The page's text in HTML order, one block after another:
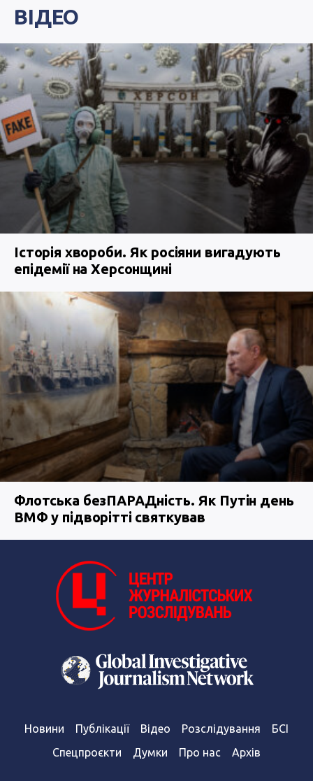
ВІДЕО
Історія хвороби. Як росіяни вигадують
епідемії на Херсонщині
Флотська безПАРАДність. Як Путін день
ВМФ у підворітті святкував
Новини Публікації Відео Розслідування
БСІ
Спецпроєкти
Думки Про нас Архів